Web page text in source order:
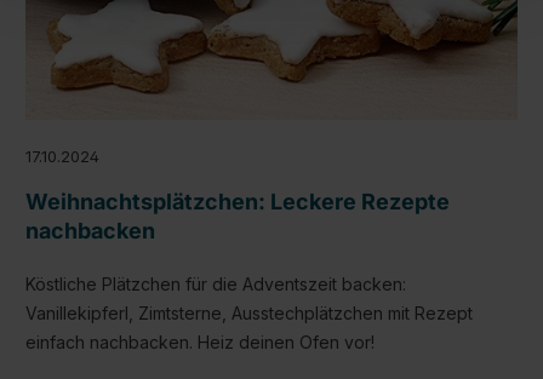
17.10.2024
Weihnachtsplätzchen: Leckere Rezepte
nachbacken
Köstliche Plätzchen für die Adventszeit backen:
Vanillekipferl, Zimtsterne, Ausstechplätzchen mit Rezept
einfach nachbacken. Heiz deinen Ofen vor!